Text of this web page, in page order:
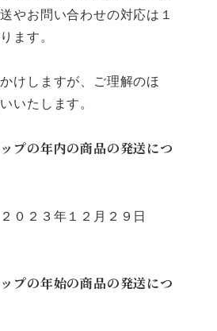
やお問い合わせの対応は１
ます。
けしますが、ご理解のほ
いたします。
プの年内の商品の発送につ
０２３年１２月２９日
プの年始の商品の発送につ